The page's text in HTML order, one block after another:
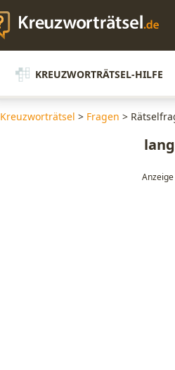
KREUZWORTRÄTSEL-HILFE
Kreuzworträtsel > Fragen >